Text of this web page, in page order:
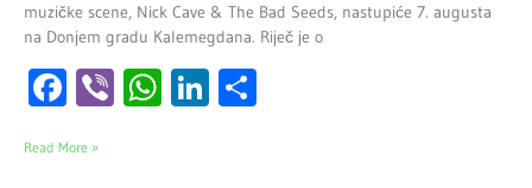
muzičke scene, Nick Cave & The Bad Seeds, nastupiće 7. augusta
na Donjem gradu Kalemegdana. Riječ je o
Facebook
ViberWhatsApp
LinkedIn
Read More »